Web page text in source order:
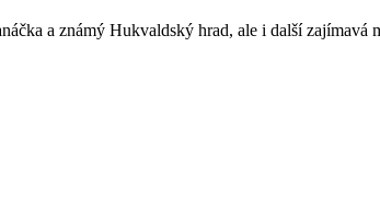
a známý Hukvaldský hrad, ale i další zajímavá